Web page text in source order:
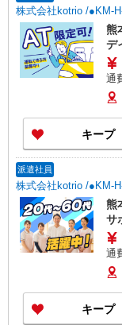
株式会社kotrio /●KM-
熊
デ
通
キープ
派遣社員
株式会社kotrio /●KM-
熊
サ
通
キープ